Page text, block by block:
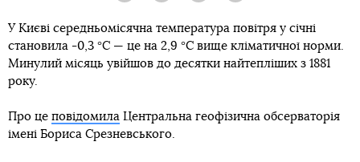
У Києві середньомісячна температура повітря у січні
становила -0,3 °С — це на 2,9 °С вище кліматичної норми.
Минулий місяць увійшов до десятки найтепліших з 1881
року.
Про це повідомила Центральна геофізична обсерваторія
імені Бориса Срезневського.